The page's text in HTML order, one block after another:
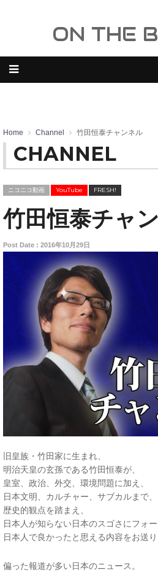
ON THE
Home Channel 竹田恒泰チャンネル
CHANNEL
ニコニコ動画 YouTube FRESH!
竹田恒泰チャ
Post Date : 2016年10月29日
旧皇族・竹田家に生まれ、
明治天皇の玄孫である竹田恒泰が、
皇室、政治、外交、環境問題に加え、
日本文明、カルチャー、サブカルまで、
歴史的観点を踏まえ、
日本人が知らない日本のスゴさにフォー
日本人で良かったと思える内容をお送り
偏った報道が多い日本のニュース。